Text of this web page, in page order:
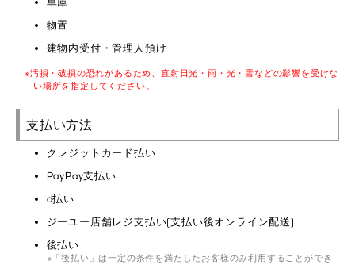
物置
建物内受付・管理人預け
汚損・破損の恐れがあるため、直射日光・雨・光・雪などの影響を受けな
い場所を指定してください。
支払い方法
クレジットカード払い
PayPay支払い
d払い
ジーユー店舗レジ支払い(支払い後オンライン配送)
後払い
「後払い」は一定の条件を満たしたお客様のみ利用することができ